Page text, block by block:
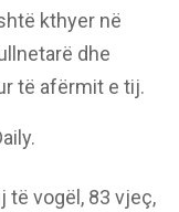
kthyer në
dhe
të afërmit e tij.
të vogël, 83 vjeç,